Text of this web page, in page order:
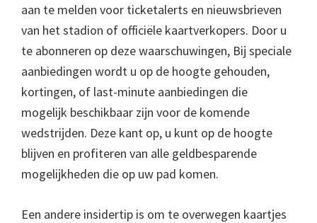
aan te melden voor ticketalerts en nieuwsbrieven
van het stadion of officiële kaartverkopers. Door u
te abonneren op deze waarschuwingen, Bij speciale
aanbiedingen wordt u op de hoogte gehouden,
kortingen, of last-minute aanbiedingen die
mogelijk beschikbaar zijn voor de komende
wedstrijden. Deze kant op, u kunt op de hoogte
blijven en profiteren van alle geldbesparende
mogelijkheden die op uw pad komen.
Een andere insidertip is om te overwegen kaartjes